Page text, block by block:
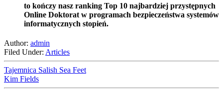
to kończy nasz ranking Top 10 najbardziej przystępnych
Online Doktorat w programach bezpieczeństwa systemów
informatycznych stopień.
Author: admin
Filed Under: Articles
Tajemnica Salish Sea Feet
Kim Fields